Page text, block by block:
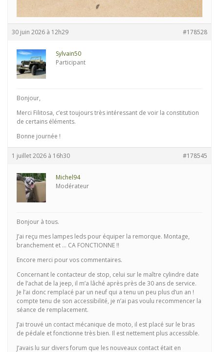
30 juin 2026 à 12h29 #178528
Sylvain50
Participant
Bonjour,
Merci Filitosa, c’est toujours très intéressant de voir la constitution
de certains éléments.
Bonne journée !
1 juillet 2026 à 16h30 #178545
Michel94
Modérateur
Bonjour à tous.
J’ai reçu mes lampes leds pour équiper la remorque. Montage,
branchement et … CA FONCTIONNE !!
Encore merci pour vos commentaires.
Concernant le contacteur de stop, celui sur le maître cylindre date
de l’achat de la jeep, il m’a lâché après près de 30 ans de service.
Je l’ai donc remplacé par un neuf qui a tenu un peu plus d’un an !
compte tenu de son accessibilité, je n’ai pas voulu recommencer la
séance de remplacement.
J’ai trouvé un contact mécanique de moto, il est placé sur le bras
de pédale et fonctionne très bien. Il est nettement plus accessible.
J’avais lu sur divers forum que les nouveaux contact était en